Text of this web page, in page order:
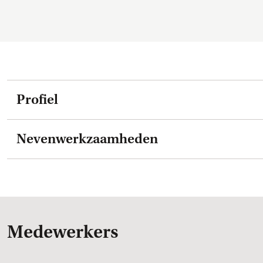
Profiel
Nevenwerkzaamheden
Medewerkers